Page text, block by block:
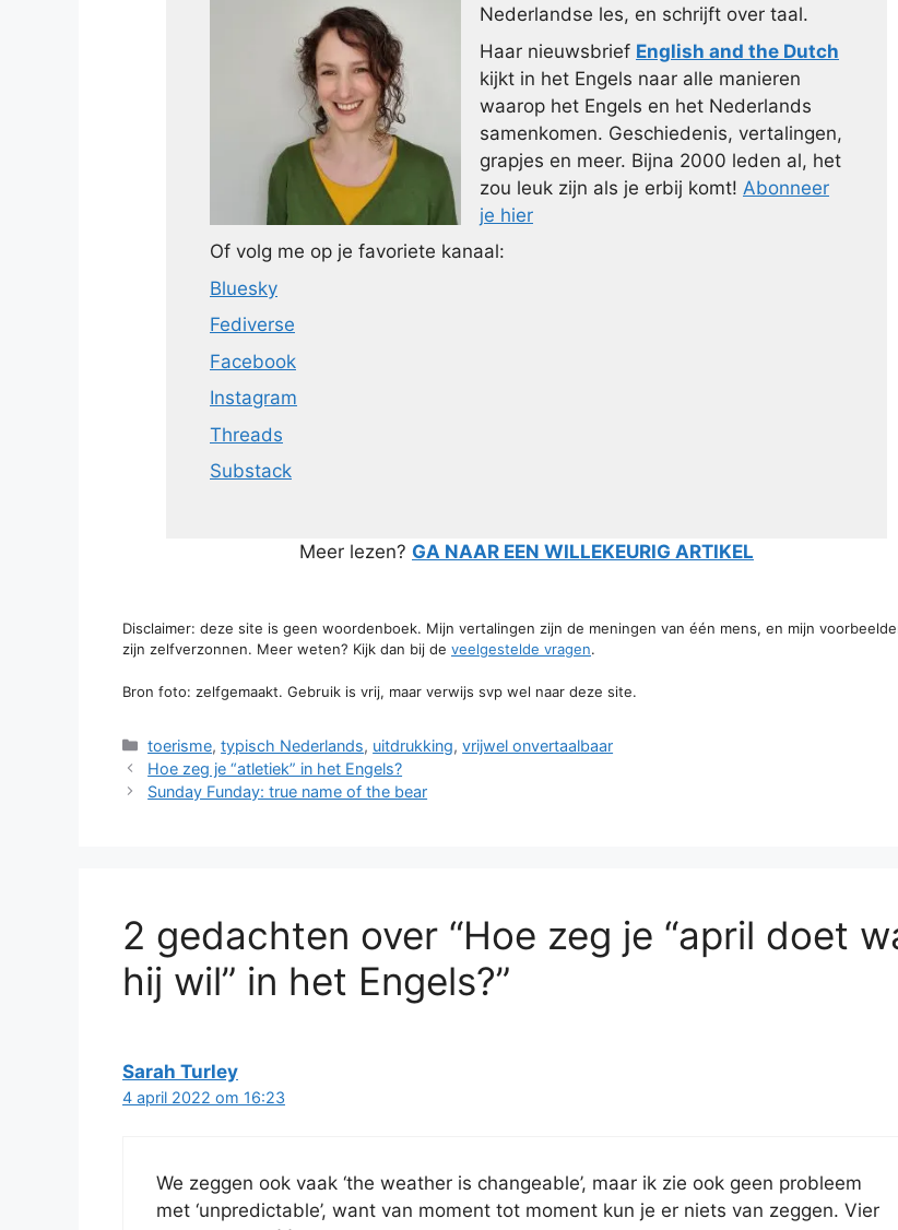
Nederlandse les, en schrijft over taal.
Haar nieuwsbrief English and the Dutch
kijkt in het Engels naar alle manieren
waarop het Engels en het Nederlands
samenkomen. Geschiedenis, vertalingen,
grapjes en meer. Bijna 2000 leden al, het
zou leuk zijn als je erbij komt! Abonneer
je hier
Of volg me op je favoriete kanaal:
Bluesky
Fediverse
Facebook
Instagram
Threads
Substack
Meer lezen? GA NAAR EEN WILLEKEURIG ARTIKEL
Disclaimer: deze site is geen woordenboek. Mijn vertalingen zijn de meningen van één mens, en mijn
zijn zelfverzonnen. Meer weten? Kijk dan bij de veelgestelde vragen.
Bron foto: zelfgemaakt. Gebruik is vrij, maar verwijs svp wel naar deze site.
Categorieën
toerisme,typisch Nederlands, uitdrukking,vrijwel onvertaalbaar
Hoe zeg je “atletiek” in het Engels?
Sunday Funday: true name of the bear
2 gedachten over “Hoe zeg je “april doet
hij wil” in het Engels?”
Sarah Turley
4 april 2022 om 16:23
We zeggen ook vaak ‘the weather is changeable’, maar ik zie ook geen probleem
met ‘unpredictable’, want van moment tot moment kun je er niets van zeggen. Vier